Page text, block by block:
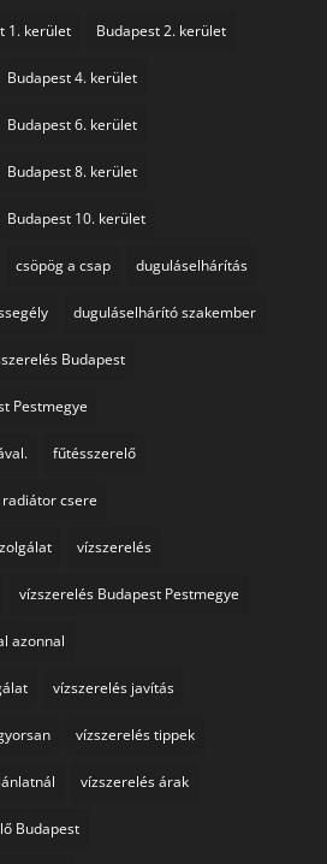
1. kerület Budapest 2. kerület
Budapest 4. kerület
Budapest 6. kerület
Budapest 8. kerület
Budapest 10. kerület
csöpög a csap duguláselhárítás
duguláselhárító szakember
Budapest
Pestmegye
fűtésszerelő
radiátor csere
vízszerelés
vízszerelés Budapest Pestmegye
azonnal
vízszerelés javítás
vízszerelés tippek
vízszerelés árak
Budapest